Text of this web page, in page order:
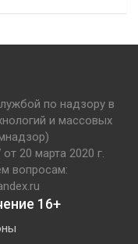
по надзору в
и массовых
20 марта 2020 г.
вопросам:
16+